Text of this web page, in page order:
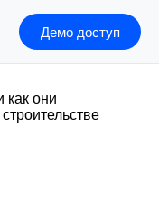
Демо доступ
как они